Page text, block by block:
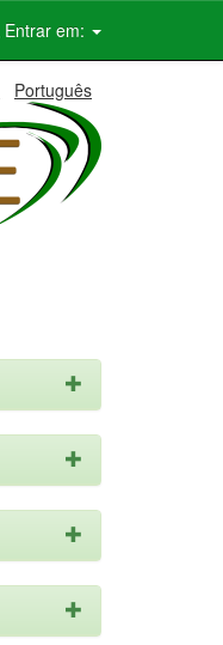
Entrar em:
Português